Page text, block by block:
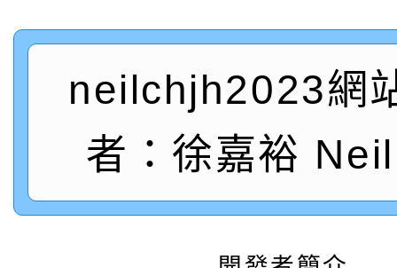
賽實施要點
比賽實施要點」
轉知：「115年金融知
動辦法」
轉知臺中市政府政風處
城市手牽手，綠能透明
畫影片一案
轉知：「115學年度全
neilchjh2023網
者：徐嘉裕